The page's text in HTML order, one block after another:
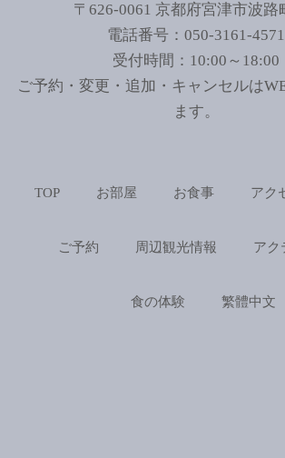
〒626-0061 京都府宮津市波路
電話番号：050-3161-4571
受付時間：10:00～18:00
ご予約・変更・追加・キャンセルは
ます。
TOP お部屋 お食事 アク
ご予約 周辺観光情報 アク
食の体験 繁體中文